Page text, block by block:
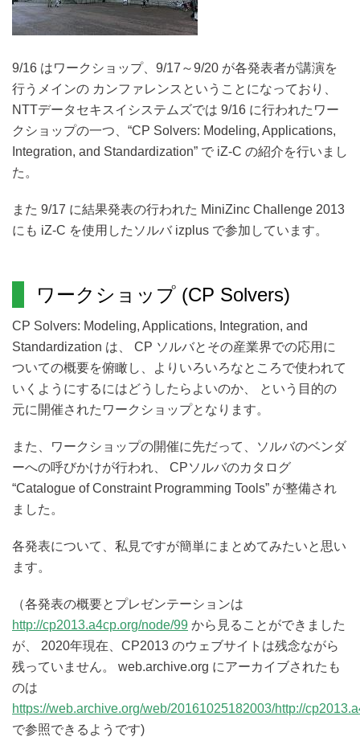
9/16 はワークショップ、9/17～9/20 が各発表者が講演を
行うメインの カンファレンスということになっており、
NTTデータセキスイシステムズでは 9/16 に行われたワー
クショップの一つ、“CP Solvers: Modeling, Applications,
Integration, and Standardization” で iZ-C の紹介を行いまし
た。
また 9/17 に結果発表の行われた MiniZinc Challenge 2013
にも iZ-C を使用したソルバ izplus で参加しています。
ワークショップ (CP Solvers)
CP Solvers: Modeling, Applications, Integration, and
Standardization は、 CP ソルバとその産業界での応用に
ついての概要を俯瞰し、よりいろいろなところで使われて
いくようにするにはどうしたらよいのか、 という目的の
元に開催されたワークショップとなります。
また、ワークショップの開催に先だって、ソルバのベンダ
ーへの呼びかけが行われ、 CPソルバのカタログ
“Catalogue of Constraint Programming Tools” が整備され
ました。
各発表について、私見ですが簡単にまとめてみたいと思い
ます。
（各発表の概要とプレゼンテーションは
http://cp2013.a4cp.org/node/99 から見ることができました
が、 2020年現在、CP2013 のウェブサイトは残念ながら
残っていません。 web.archive.org にアーカイブされたも
のは
https://web.archive.org/web/20161025182003/http://
で参照できるようです)